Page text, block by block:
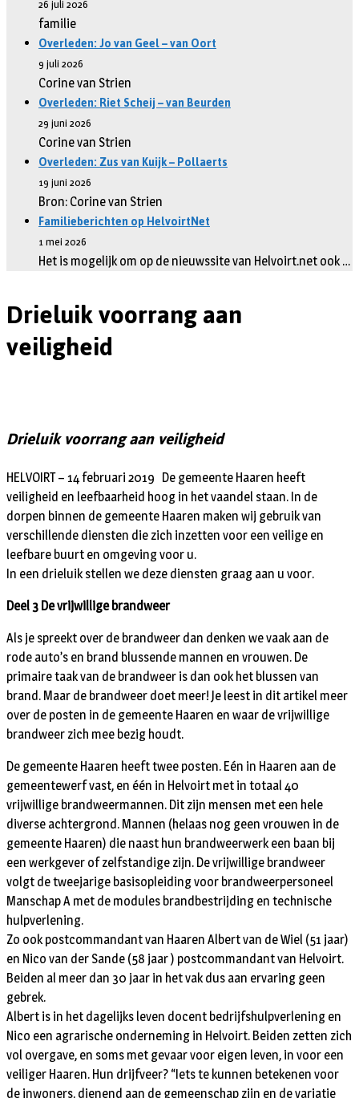
26 juli 2026
familie
Overleden: Jo van Geel – van Oort
9 juli 2026
Corine van Strien
Overleden: Riet Scheij – van Beurden
29 juni 2026
Corine van Strien
Overleden: Zus van Kuijk – Pollaerts
19 juni 2026
Bron: Corine van Strien
Familieberichten op HelvoirtNet
1 mei 2026
Het is mogelijk om op de nieuwssite van Helvoirt.net ook …
Drieluik voorrang aan
veiligheid
Drieluik voorrang aan veiligheid
HELVOIRT – 14 februari 2019 De gemeente Haaren heeft
veiligheid en leefbaarheid hoog in het vaandel staan. In de
dorpen binnen de gemeente Haaren maken wij gebruik van
verschillende diensten die zich inzetten voor een veilige en
leefbare buurt en omgeving voor u.
In een drieluik stellen we deze diensten graag aan u voor.
Deel 3 De vrijwillige brandweer
Als je spreekt over de brandweer dan denken we vaak aan de
rode auto’s en brand blussende mannen en vrouwen. De
primaire taak van de brandweer is dan ook het blussen van
brand. Maar de brandweer doet meer! Je leest in dit artikel meer
over de posten in de gemeente Haaren en waar de vrijwillige
brandweer zich mee bezig houdt.
De gemeente Haaren heeft twee posten. Eén in Haaren aan de
gemeentewerf vast, en één in Helvoirt met in totaal 40
vrijwillige brandweermannen. Dit zijn mensen met een hele
diverse achtergrond. Mannen (helaas nog geen vrouwen in de
gemeente Haaren) die naast hun brandweerwerk een baan bij
een werkgever of zelfstandige zijn. De vrijwillige brandweer
volgt de tweejarige basisopleiding voor brandweerpersoneel
Manschap A met de modules brandbestrijding en technische
hulpverlening.
Zo ook postcommandant van Haaren Albert van de Wiel (51 jaar)
en Nico van der Sande (58 jaar ) postcommandant van Helvoirt.
Beiden al meer dan 30 jaar in het vak dus aan ervaring geen
gebrek.
Albert is in het dagelijks leven docent bedrijfshulpverlening en
Nico een agrarische onderneming in Helvoirt. Beiden zetten zich
vol overgave, en soms met gevaar voor eigen leven, in voor een
veiliger Haaren. Hun drijfveer? “Iets te kunnen betekenen voor
de inwoners, dienend aan de gemeenschap zijn en de variatie